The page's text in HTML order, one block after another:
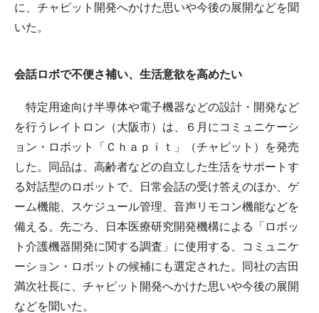
に、チャピット開発へかけた思いや今後の展開などを聞
いた。
会話ロボで不便さ補い、生活意欲を高めたい
特定用途向け半導体や電子機器などの設計・開発など
を行うレイトロン（大阪市）は、６月にコミュニケーシ
ョン・ロボット「Ｃｈａｐｉｔ」（チャピット）を発売
した。同品は、高齢者などの自立した生活をサポートす
る対話型のロボットで、日常会話の受け答えのほか、ゲ
ーム機能、スケジュール管理、音声リモコン機能などを
備える。先ごろ、日本医療研究開発機構による「ロボッ
ト介護機器開発に関する調査」に使用する、コミュニケ
ーション・ロボットの候補にも選定された。同社の吉田
満次社長に、チャピット開発へかけた思いや今後の展開
などを聞いた。